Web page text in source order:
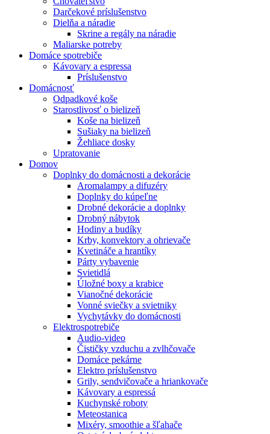
Darčekové príslušenstvo
Dielňa a náradie
Skrine a regály na náradie
Maliarske potreby
Domáce spotrebiče
Kávovary a espressa
Príslušenstvo
Domácnosť
Odpadkové koše
Starostlivosť o bielizeň
Koše na bielizeň
Sušiaky na bielizeň
Žehliace dosky
Upratovanie
Domov
Doplnky do domácnosti a dekorácie
Aromalampy a difuzéry
Doplnky do kúpeľne
Drobné dekorácie a doplnky
Drobný nábytok
Hodiny a budíky
Krby, konvektory a ohrievače
Kvetináče a hrantíky
Párty vybavenie
Svietidlá
Úložné boxy a krabice
Vianočné dekorácie
Vonné sviečky a svietniky
Vychytávky do domácnosti
Elektrospotrebiče
Audio-video
Čističky vzduchu a zvlhčovače
Domáce pekárne
Elektro príslušenstvo
Grily, sendvičovače a hriankovače
Kávovary a espressá
Kuchynské roboty
Meteostanica
Mixéry, smoothie a šľahače